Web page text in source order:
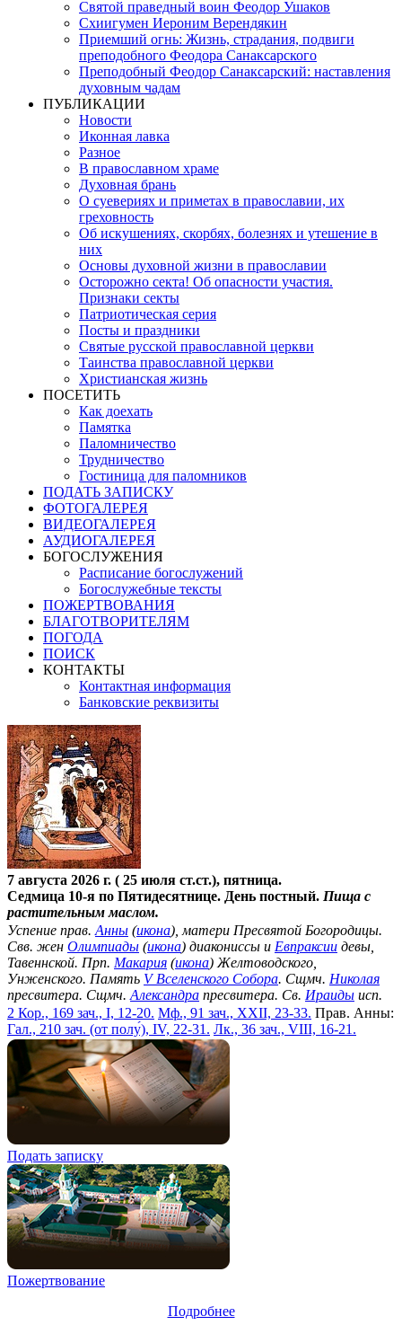
Святой праведный воин Феодор Ушаков
Схиигумен Иероним Верендякин
Приемший огнь: Жизнь, страдания, подвиги
преподобного Феодора Санаксарского
Преподобный Феодор Санаксарский: наставления
духовным чадам
ПУБЛИКАЦИИ
Новости
Иконная лавка
Разное
В православном храме
Духовная брань
О суевериях и приметах в православии, их
греховность
Об искушениях, скорбях, болезнях и утешение в
них
Основы духовной жизни в православии
Осторожно секта! Об опасности участия.
Признаки секты
Патриотическая серия
Посты и праздники
Святые русской православной церкви
Таинства православной церкви
Христианская жизнь
ПОСЕТИТЬ
Как доехать
Памятка
Паломничество
Трудничество
Гостиница для паломников
ПОДАТЬ ЗАПИСКУ
ФОТОГАЛЕРЕЯ
ВИДЕОГАЛЕРЕЯ
АУДИОГАЛЕРЕЯ
БОГОСЛУЖЕНИЯ
Расписание богослужений
Богослужебные тексты
ПОЖЕРТВОВАНИЯ
БЛАГОТВОРИТЕЛЯМ
ПОГОДА
ПОИСК
КОНТАКТЫ
Контактная информация
Банковские реквизиты
7 августа 2026 г. ( 25 июля ст.ст.), пятница.
Седмица 10-я по Пятидесятнице. День постный. Пища с
растительным маслом.
Успение прав. Анны (икона), матери Пресвятой Богородицы.
Свв. жен Олимпиады (икона) диакониссы и Евпраксии девы,
Тавеннской. Прп. Макария (икона) Желтоводского,
Унженского. Память V Вселенского Собора. Сщмч. Николая
пресвитера. Сщмч. Александра пресвитера. Св. Ираиды исп.
2 Кор., 169 зач., I, 12-20. Мф., 91 зач., XXII, 23-33. Прав. Анны:
Гал., 210 зач. (от полу́), IV, 22-31. Лк., 36 зач., VIII, 16-21.
Подать записку
Пожертвование
Подробнее